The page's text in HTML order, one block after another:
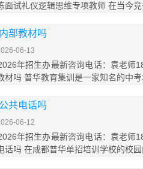
面试礼仪逻辑思维专项教师 在当今
部教材吗
06-13
年招生办最新咨询电话：袁老师
材吗 普华教育集训是一家知名的中
共电话吗
06-12
年招生办最新咨询电话：袁老师
话吗 在成都普华单招培训学校的校